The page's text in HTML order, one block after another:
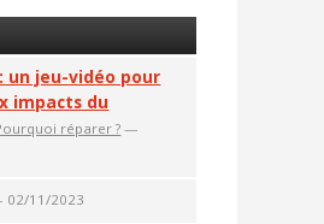
un jeu-vidéo pour
impacts du
réparer ?—
11/2023